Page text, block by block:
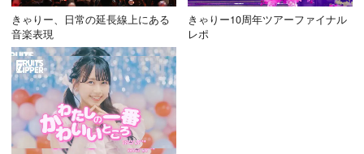
きゃりー、日常の延長線上にある
音楽表現
きゃりー10周年ツアーファイナル
レポ